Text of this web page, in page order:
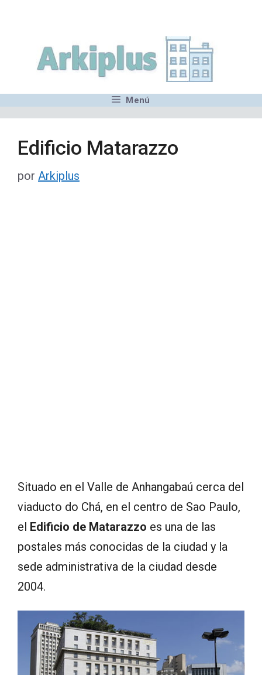
contenido
Menú
Edificio Matarazzo
por Arkiplus
Situado en el Valle de Anhangabaú cerca del
viaducto do Chá, en el centro de Sao Paulo,
el Edificio de Matarazzo es una de las
postales más conocidas de la ciudad y la
sede administrativa de la ciudad desde
2004.